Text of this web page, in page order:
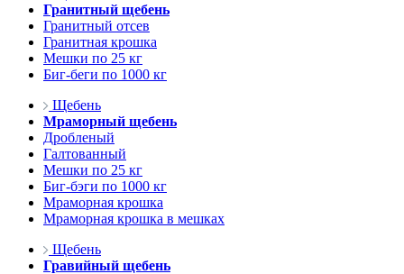
Гранитный щебень
Гранитный отсев
Гранитная крошка
Мешки по 25 кг
Биг-беги по 1000 кг
Щебень
Мраморный щебень
Дробленый
Галтованный
Мешки по 25 кг
Биг-бэги по 1000 кг
Мраморная крошка
Мраморная крошка в мешках
Щебень
Гравийный щебень